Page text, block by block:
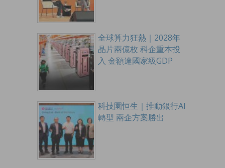
全球算力狂熱｜2028年
晶片兩億枚 科企重本投
入 金額達國家級GDP
科技園恒生｜推動銀行AI
轉型 兩企方案勝出